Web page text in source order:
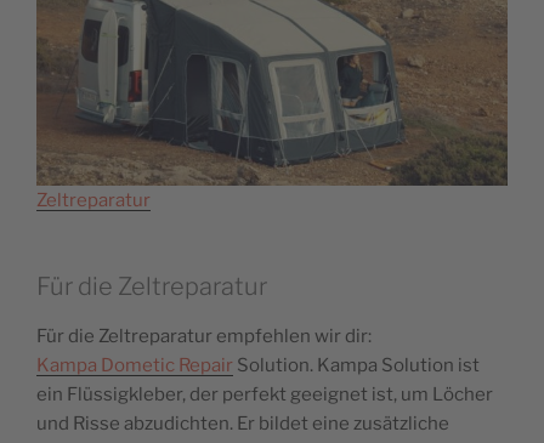
Zeltreparatur
Für die Zeltreparatur
Für die Zeltreparatur empfehlen wir dir:
Kampa Dometic Repair Solution. Kampa Solution ist
ein Flüssigkleber, der perfekt geeignet ist, um Löcher
und Risse abzudichten. Er bildet eine zusätzliche